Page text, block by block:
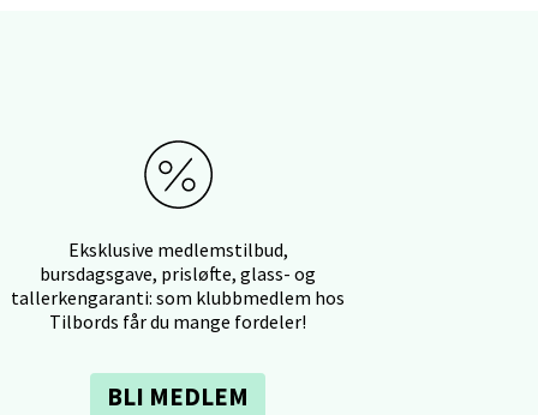
Eksklusive medlemstilbud,
bursdagsgave, prisløfte, glass- og
tallerkengaranti: som klubbmedlem hos
Tilbords får du mange fordeler!
BLI MEDLEM